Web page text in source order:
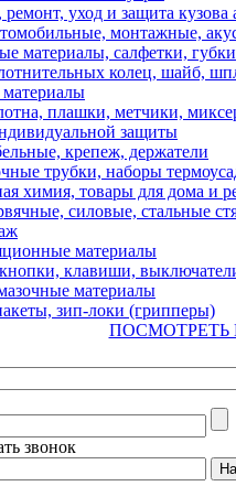
уход и защита кузова
монтажные,
материалы, салфетки, губки
колец, шайб,
плашки, метчики,
защиты
крепеж, держатели
трубки, наборы
химия, товары для дома и
силовые, стальные
материалы
клавиши,
материалы
зип-локи (грипперы)
ПОСМОТРЕТЬ
звонок